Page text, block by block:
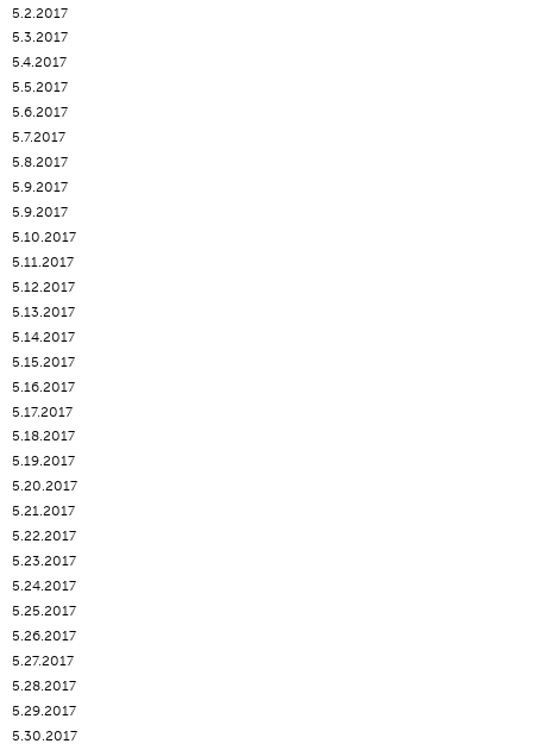
5.2.2017
5.3.2017
5.4.2017
5.5.2017
5.6.2017
5.7.2017
5.8.2017
5.9.2017
5.9.2017
5.10.2017
5.11.2017
5.12.2017
5.13.2017
5.14.2017
5.15.2017
5.16.2017
5.17.2017
5.18.2017
5.19.2017
5.20.2017
5.21.2017
5.22.2017
5.23.2017
5.24.2017
5.25.2017
5.26.2017
5.27.2017
5.28.2017
5.29.2017
5.30.2017